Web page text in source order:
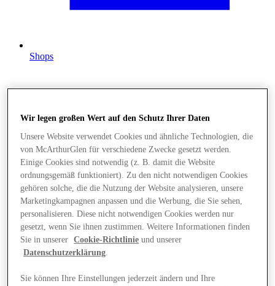
Shops
Wir legen großen Wert auf den Schutz Ihrer Daten
Unsere Website verwendet Cookies und ähnliche Technologien, die
von McArthurGlen für verschiedene Zwecke gesetzt werden.
Einige Cookies sind notwendig (z. B. damit die Website
ordnungsgemäß funktioniert). Zu den nicht notwendigen Cookies
gehören solche, die die Nutzung der Website analysieren, unsere
Marketingkampagnen anpassen und die Werbung, die Sie sehen,
personalisieren. Diese nicht notwendigen Cookies werden nur
gesetzt, wenn Sie ihnen zustimmen. Weitere Informationen finden
Sie in unserer
Cookie-Richtlinie und unserer
Datenschutzerklärung.
Sie können Ihre Einstellungen jederzeit ändern und Ihre